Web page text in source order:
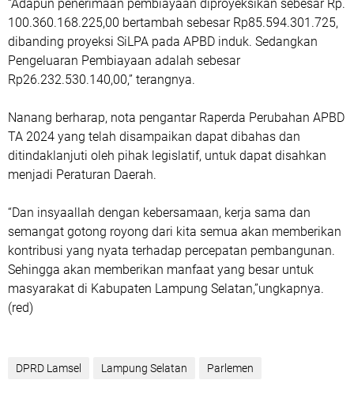
“Adapun penerimaan pembiayaan diproyeksikan sebesar Rp.
100.360.168.225,00 bertambah sebesar Rp85.594.301.725,
dibanding proyeksi SiLPA pada APBD induk. Sedangkan
Pengeluaran Pembiayaan adalah sebesar
Rp26.232.530.140,00,” terangnya.
Nanang berharap, nota pengantar Raperda Perubahan APBD
TA 2024 yang telah disampaikan dapat dibahas dan
ditindaklanjuti oleh pihak legislatif, untuk dapat disahkan
menjadi Peraturan Daerah.
“Dan insyaallah dengan kebersamaan, kerja sama dan
semangat gotong royong dari kita semua akan memberikan
kontribusi yang nyata terhadap percepatan pembangunan.
Sehingga akan memberikan manfaat yang besar untuk
masyarakat di Kabupaten Lampung Selatan,”ungkapnya.
(red)
DPRD Lamsel Lampung Selatan Parlemen